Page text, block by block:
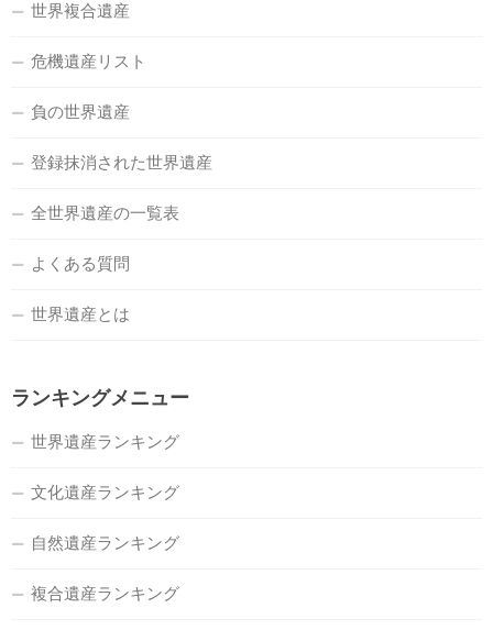
世界複合遺産
危機遺産リスト
負の世界遺産
登録抹消された世界遺産
全世界遺産の一覧表
よくある質問
世界遺産とは
ランキングメニュー
世界遺産ランキング
文化遺産ランキング
自然遺産ランキング
複合遺産ランキング